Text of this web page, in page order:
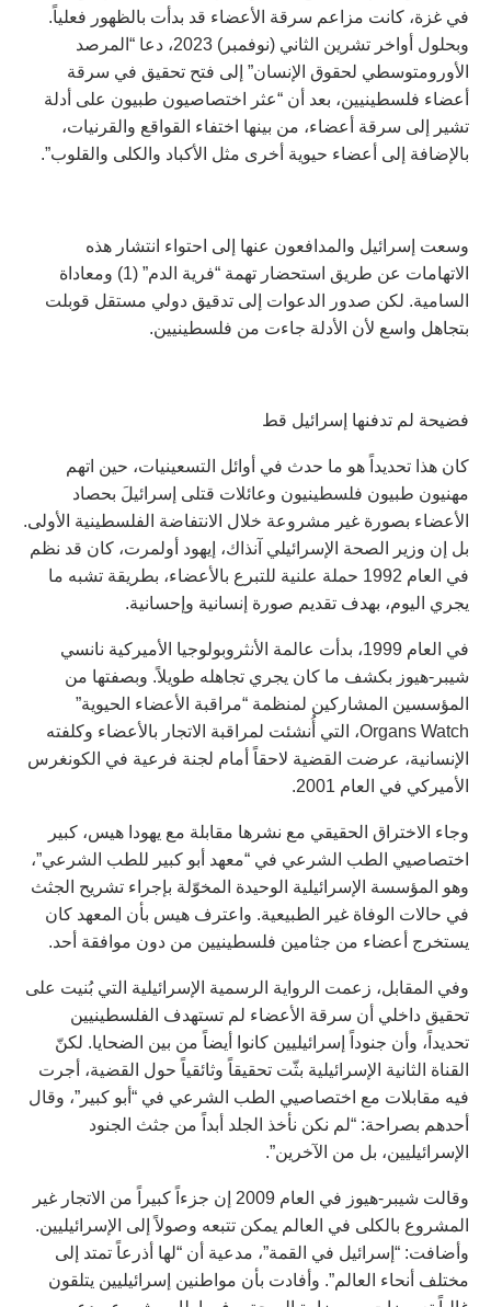
في غزة، كانت مزاعم سرقة الأعضاء قد بدأت بالظهور فعلياً.
وبحلول أواخر تشرين الثاني (نوفمبر) 2023، دعا “المرصد
الأورومتوسطي لحقوق الإنسان” إلى فتح تحقيق في سرقة
أعضاء فلسطينيين، بعد أن “عثر اختصاصيون طبيون على أدلة
تشير إلى سرقة أعضاء، من بينها اختفاء القواقع والقرنيات،
بالإضافة إلى أعضاء حيوية أخرى مثل الأكباد والكلى والقلوب”.
وسعت إسرائيل والمدافعون عنها إلى احتواء انتشار هذه
الاتهامات عن طريق استحضار تهمة “فرية الدم” (1) ومعاداة
السامية. لكن صدور الدعوات إلى تدقيق دولي مستقل قوبلت
بتجاهل واسع لأن الأدلة جاءت من فلسطينيين.
فضيحة لم تدفنها إسرائيل قط
كان هذا تحديداً هو ما حدث في أوائل التسعينيات، حين اتهم
مهنيون طبيون فلسطينيون وعائلات قتلى إسرائيلَ بحصاد
الأعضاء بصورة غير مشروعة خلال الانتفاضة الفلسطينية الأولى.
بل إن وزير الصحة الإسرائيلي آنذاك، إيهود أولمرت، كان قد نظم
في العام 1992 حملة علنية للتبرع بالأعضاء، بطريقة تشبه ما
يجري اليوم، بهدف تقديم صورة إنسانية وإحسانية.
في العام 1999، بدأت عالمة الأنثروبولوجيا الأميركية نانسي
شيبر-هيوز بكشف ما كان يجري تجاهله طويلاً. وبصفتها من
المؤسسين المشاركين لمنظمة “مراقبة الأعضاء الحيوية”
Organs Watch، التي أُنشئت لمراقبة الاتجار بالأعضاء وكلفته
الإنسانية، عرضت القضية لاحقاً أمام لجنة فرعية في الكونغرس
الأميركي في العام 2001.
وجاء الاختراق الحقيقي مع نشرها مقابلة مع يهودا هيس، كبير
اختصاصيي الطب الشرعي في “معهد أبو كبير للطب الشرعي”،
وهو المؤسسة الإسرائيلية الوحيدة المخوّلة بإجراء تشريح الجثث
في حالات الوفاة غير الطبيعية. واعترف هيس بأن المعهد كان
يستخرج أعضاء من جثامين فلسطينيين من دون موافقة أحد.
وفي المقابل، زعمت الرواية الرسمية الإسرائيلية التي بُنيت على
تحقيق داخلي أن سرقة الأعضاء لم تستهدف الفلسطينيين
تحديداً، وأن جنوداً إسرائيليين كانوا أيضاً من بين الضحايا. لكنّ
القناة الثانية الإسرائيلية بثّت تحقيقاً وثائقياً حول القضية، أجرت
فيه مقابلات مع اختصاصيي الطب الشرعي في “أبو كبير”، وقال
أحدهم بصراحة: “لم نكن نأخذ الجلد أبداً من جثث الجنود
الإسرائيليين، بل من الآخرين”.
وقالت شيبر-هيوز في العام 2009 إن جزءاً كبيراً من الاتجار غير
المشروع بالكلى في العالم يمكن تتبعه وصولاً إلى الإسرائيليين.
وأضافت: “إسرائيل في القمة”، مدعية أن “لها أذرعاً تمتد إلى
مختلف أنحاء العالم”. وأفادت بأن مواطنين إسرائيليين يتلقون